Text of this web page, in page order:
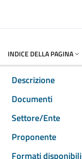
INDICE DELLA PAGINA
Descrizione
Documenti
Settore/Ente
Proponente
Formati disponibili